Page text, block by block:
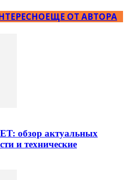
ЕЩЕ ОТ АВТОРА
обзор актуальных
и технические